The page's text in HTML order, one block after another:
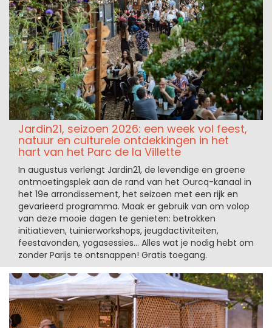
Jardin21, seizoen 2026: een week vol feest,
natuur en culturele ontdekkingen in het
hart van het Parc de la Villette
In augustus verlengt Jardin21, de levendige en groene
ontmoetingsplek aan de rand van het Ourcq-kanaal in
het 19e arrondissement, het seizoen met een rijk en
gevarieerd programma. Maak er gebruik van om volop
van deze mooie dagen te genieten: betrokken
initiatieven, tuinierworkshops, jeugdactiviteiten,
feestavonden, yogasessies… Alles wat je nodig hebt om
zonder Parijs te ontsnappen! Gratis toegang.